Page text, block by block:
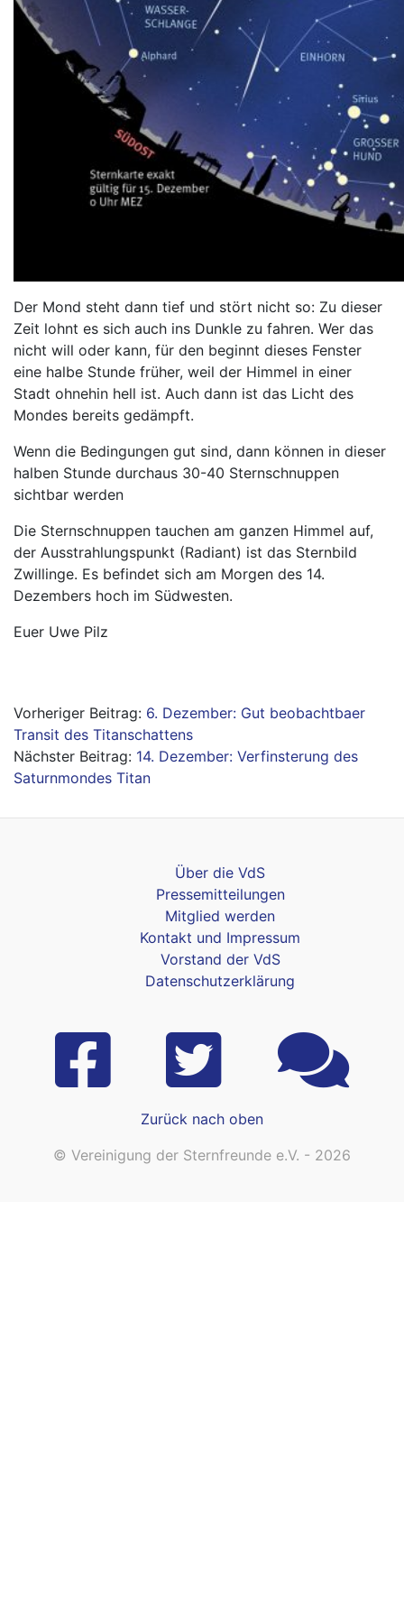
Der Mond steht dann tief und stört nicht so: Zu dieser
Zeit lohnt es sich auch ins Dunkle zu fahren. Wer das
nicht will oder kann, für den beginnt dieses Fenster
eine halbe Stunde früher, weil der Himmel in einer
Stadt ohnehin hell ist. Auch dann ist das Licht des
Mondes bereits gedämpft.
Wenn die Bedingungen gut sind, dann können in dieser
halben Stunde durchaus 30-40 Sternschnuppen
sichtbar werden
Die Sternschnuppen tauchen am ganzen Himmel auf,
der Ausstrahlungspunkt (Radiant) ist das Sternbild
Zwillinge. Es befindet sich am Morgen des 14.
Dezembers hoch im Südwesten.
Euer Uwe Pilz
Beitragsnavigation6. Dezember: Gut beobachtbaer
Transit des Titanschattens
14. Dezember: Verfinsterung des
Saturnmondes Titan
Über die VdS
Pressemitteilungen
Mitglied werden
Kontakt und Impressum
Vorstand der VdS
Datenschutzerklärung
Zurück nach oben
© Vereinigung der Sternfreunde e.V. - 2026